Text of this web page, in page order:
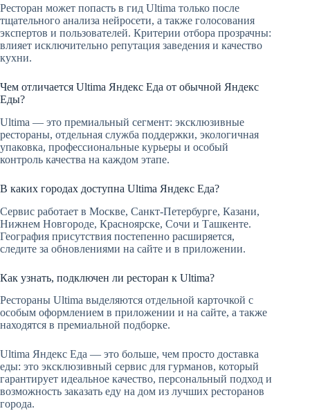
Ресторан может попасть в гид Ultima только после
тщательного анализа нейросети, а также голосования
экспертов и пользователей. Критерии отбора прозрачны:
влияет исключительно репутация заведения и качество
кухни.
Чем отличается Ultima Яндекс Еда от обычной Яндекс
Еды?
Ultima — это премиальный сегмент: эксклюзивные
рестораны, отдельная служба поддержки, экологичная
упаковка, профессиональные курьеры и особый
контроль качества на каждом этапе.
В каких городах доступна Ultima Яндекс Еда?
Сервис работает в Москве, Санкт-Петербурге, Казани,
Нижнем Новгороде, Красноярске, Сочи и Ташкенте.
География присутствия постепенно расширяется,
следите за обновлениями на сайте и в приложении.
Как узнать, подключен ли ресторан к Ultima?
Рестораны Ultima выделяются отдельной карточкой с
особым оформлением в приложении и на сайте, а также
находятся в премиальной подборке.
Ultima Яндекс Еда — это больше, чем просто доставка
еды: это эксклюзивный сервис для гурманов, который
гарантирует идеальное качество, персональный подход и
возможность заказать еду на дом из лучших ресторанов
города.